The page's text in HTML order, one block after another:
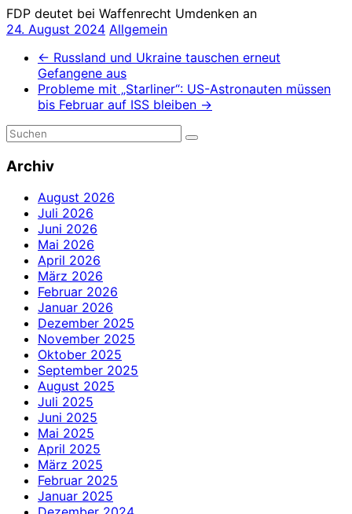
FDP deutet bei Waffenrecht Umdenken an
24. August 2024 Allgemein
← Russland und Ukraine tauschen erneut
Gefangene aus
Probleme mit „Starliner“: US-Astronauten müssen
bis Februar auf ISS bleiben →
Archiv
August 2026
Juli 2026
Juni 2026
Mai 2026
April 2026
März 2026
Februar 2026
Januar 2026
Dezember 2025
November 2025
Oktober 2025
September 2025
August 2025
Juli 2025
Juni 2025
Mai 2025
April 2025
März 2025
Februar 2025
Januar 2025